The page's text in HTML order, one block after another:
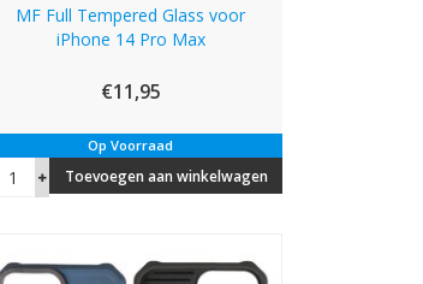
MF Full Tempered Glass voor
iPhone 14 Pro Max
€11,95
Op Voorraad
Toevoegen aan winkelwagen